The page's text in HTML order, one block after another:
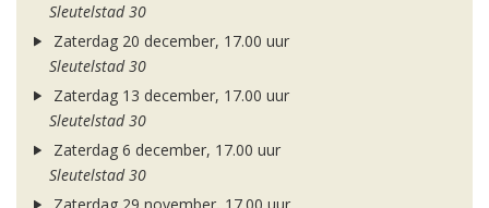
Sleutelstad 30
Zaterdag 20 december, 17.00 uur
Sleutelstad 30
Zaterdag 13 december, 17.00 uur
Sleutelstad 30
Zaterdag 6 december, 17.00 uur
Sleutelstad 30